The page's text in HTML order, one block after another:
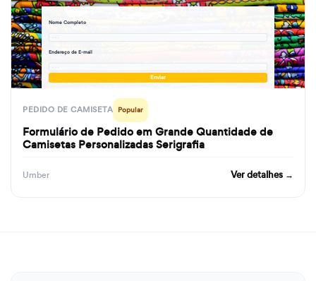
Nome Completo
Endereço de E-mail
Enviar
PEDIDO DE CAMISETA Popular
Formulário de Pedido em Grande Quantidade de
Camisetas Personalizadas Serigrafia
Umber Ver detalhes →